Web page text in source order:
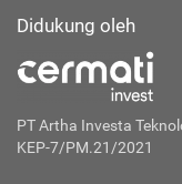
Didukung oleh
PT Artha Investa
KEP-7/PM.21/2021